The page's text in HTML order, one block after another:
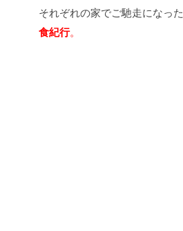
それぞれの家でご馳走になった
食紀行。